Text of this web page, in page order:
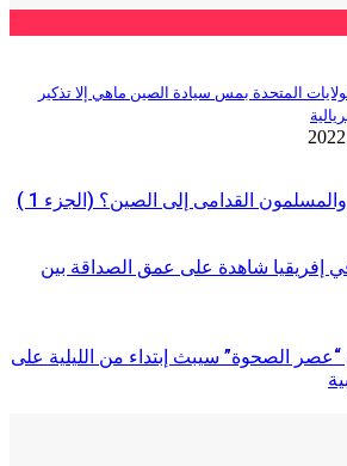
المتحدة بمس سيادة الصين ماهي إلا تذكير
القدامى إلى الصين؟ (الجزء 1 )
إفريقيا شاهدة على عمق الصداقة بين
الصحوة” سيبث إبتداء من الليلية على